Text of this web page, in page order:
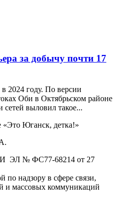
за добычу почти 17
2024 году. По версии
Оби в Октябрьском районе
выловил такое...
«Это Юганск, детка!»
ЭЛ № ФС77-68214 от 27
надзору в сфере связи,
и массовых коммуникаций